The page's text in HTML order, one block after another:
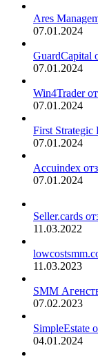
Ares
07.01.2024
GuardCapital
07.01.2024
Win4Trader
07.01.2024
First Strategic
07.01.2024
Accuindex
07.01.2024
Seller.cards
11.03.2022
11.03.2023
SMM
07.02.2023
SimpleEstate
04.01.2024